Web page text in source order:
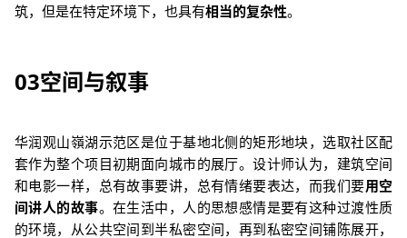
筑，但是在特定环境下，也具有相当的复杂性。
03空间与叙事
华润观山嶺湖示范区是位于基地北侧的矩形地块，选取社区配
套作为整个项目初期面向城市的展厅。设计师认为，建筑空间
和电影一样，总有故事要讲，总有情绪要表达，而我们要用空
间讲人的故事。在生活中，人的思想感情是要有这种过渡性质
的环境，从公共空间到半私密空间，再到私密空间铺陈展开，